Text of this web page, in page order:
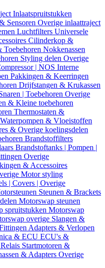
Inlaatspruitstukken
Sensoren Overige inlaattraject
Luchtfilters Universele
Cilinderkop &
Toebehoren Nokkenassen
Styling delen Overige
| NOS Interne
Pakkingen & Keerringen
Drijfstangen & Krukassen
| Toebehoren Overige
& Kleine toebehoren
Thermostaten &
Waterpompen & Vloeistoffen
& Overige koelingsdelen
Brandstoffilters
Brandstoftanks | Pompen |
Overige
& Accessoires
Motor styling
| Covers | Overige
Steunen & Brackets
Motorswap steunen
spruitstukken Motorswap
overige Slangen &
Adapters & Verlopen
& ECU ECU's &
Startmotoren &
& Adapters Overige